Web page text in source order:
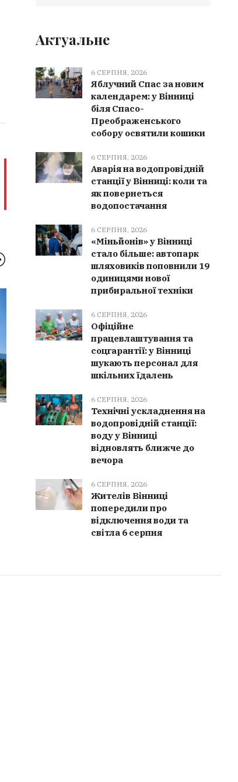
6 СЕРПНЯ, 2026
Культурна спадщина Вінниччини
поповнилася 9 новими
елементами: від чеського печива
до танцю «Ганка»
Актуальне
6 СЕРПНЯ, 2026
Яблучний Спас за новим
календарем: у Вінниці
біля Спасо-
Преображенського
собору освятили кошики
6 СЕРПНЯ, 2026
Аварія на водопровідній
станції у Вінниці: коли та
як повернеться
водопостачання
6 СЕРПНЯ, 2026
«Міньйонів» у Вінниці
стало більше: автопарк
шляховиків поповнили 19
одиницями нової
прибиральної техніки
6 СЕРПНЯ, 2026
Офіційне
працевлаштування та
соцгарантії: у Вінниці
шукають персонал для
шкільних їдалень
6 СЕРПНЯ, 2026
Технічні ускладнення на
водопровідній станції:
воду у Вінниці
відновлять ближче до
вечора
6 СЕРПНЯ, 2026
Жителів Вінниці
попередили про
відключення води та
світла 6 серпня